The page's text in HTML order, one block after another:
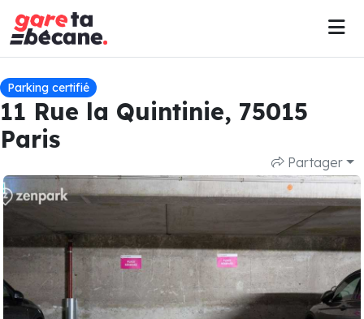
Parking certifié
11 Rue la Quintinie, 75015
Paris
Partager